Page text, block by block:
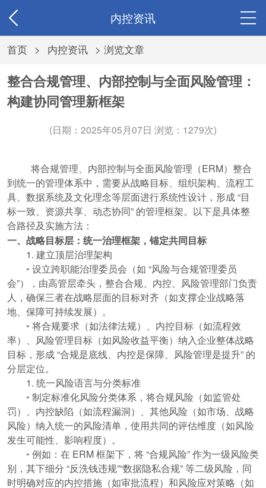
内控资讯
首页 > 内控资讯 > 浏览文章
整合合规管理、内部控制与全面风险管理：
构建协同管理新框架
(日期：2025年05月07日 浏览： 1279次)
将合规管理、内部控制与全面风险管理（ERM）整合
到统一的管理体系中，需要从战略目标、组织架构、流程工
具、数据系统及文化理念等层面进行系统性设计，形成 “目
标一致、资源共享、动态协同” 的管理框架。以下是具体整
合路径及实施方法：
一、战略目标层：统一治理框架，锚定共同目标
1. 建立顶层治理架构
◦ 设立跨职能治理委员会（如 “风险与合规管理委员
会”），由高管层牵头，整合合规、内控、风险管理部门负责
人，确保三者在战略层面的目标对齐（如支撑企业战略落
地、保障可持续发展）。
◦ 将合规要求（如法律法规）、内控目标（如流程效
率）、风险管理目标（如风险收益平衡）纳入企业整体战略
目标，形成 “合规是底线、内控是保障、风险管理是提升” 的
分层定位。
1. 统一风险语言与分类标准
◦ 制定标准化风险分类体系，将合规风险（如监管处
罚）、内控缺陷（如流程漏洞）、其他风险（如市场、战略
风险）纳入统一的风险清单，使用共同的评估维度（如风险
发生可能性、影响程度）。
◦ 例如：在 ERM 框架下，将 “合规风险” 作为一级风险类
别，其下细分 “反洗钱违规”“数据隐私合规” 等二级风险，同
时明确对应的内控措施（如审批流程）和风险应对策略（如